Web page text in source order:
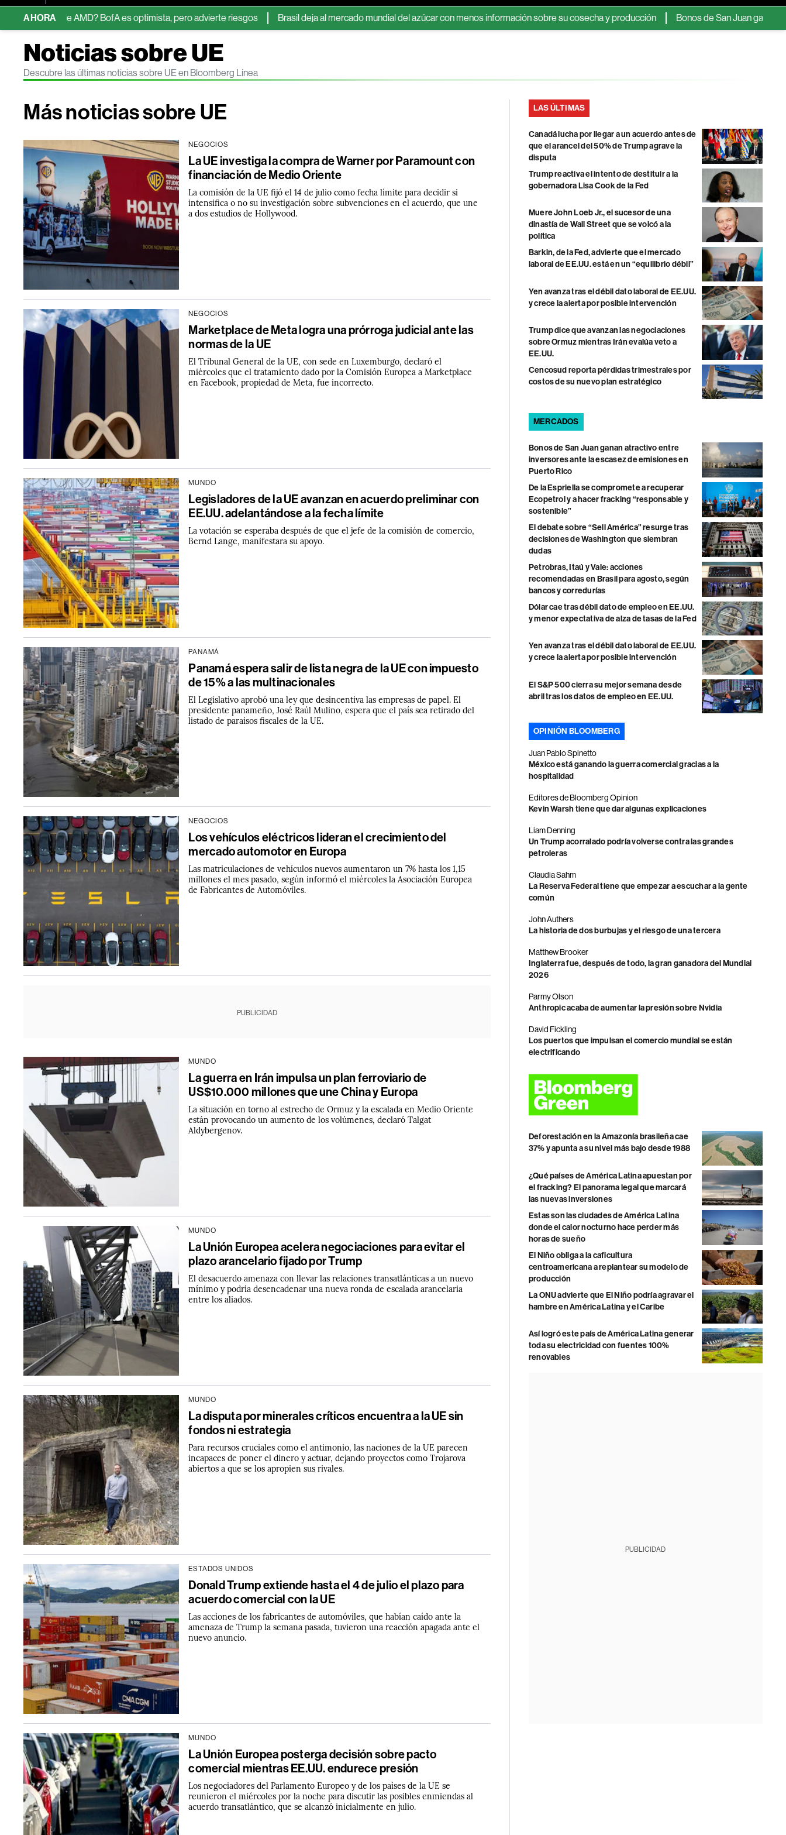
AHORA
de AMD? BofA es optimista, pero advierte riesgos Brasil deja al mercado mundial del azúcar con menos información sobre su cosecha y producción Bonos de San Juan ganan atractivo
Noticias sobre UE
Descubre las últimas noticias sobre UE en Bloomberg Línea
Más noticias sobre UE
NEGOCIOS
La UE investiga la compra de Warner por Paramount con
financiación de Medio Oriente
La comisión de la UE fijó el 14 de julio como fecha límite para decidir si
intensifica o no su investigación sobre subvenciones en el acuerdo, que une
a dos estudios de Hollywood.
NEGOCIOS
Marketplace de Meta logra una prórroga judicial ante las
normas de la UE
El Tribunal General de la UE, con sede en Luxemburgo, declaró el
miércoles que el tratamiento dado por la Comisión Europea a Marketplace
en Facebook, propiedad de Meta, fue incorrecto.
MUNDO
Legisladores de la UE avanzan en acuerdo preliminar con
EE.UU. adelantándose a la fecha límite
La votación se esperaba después de que el jefe de la comisión de comercio,
Bernd Lange, manifestara su apoyo.
PANAMÁ
Panamá espera salir de lista negra de la UE con impuesto
de 15% a las multinacionales
El Legislativo aprobó una ley que desincentiva las empresas de papel. El
presidente panameño, José Raúl Mulino, espera que el país sea retirado del
listado de paraísos fiscales de la UE.
NEGOCIOS
Los vehículos eléctricos lideran el crecimiento del
mercado automotor en Europa
Las matriculaciones de vehículos nuevos aumentaron un 7% hasta los 1,15
millones el mes pasado, según informó el miércoles la Asociación Europea
de Fabricantes de Automóviles.
PUBLICIDAD
MUNDO
La guerra en Irán impulsa un plan ferroviario de
US$10.000 millones que une China y Europa
La situación en torno al estrecho de Ormuz y la escalada en Medio Oriente
están provocando un aumento de los volúmenes, declaró Talgat
Aldybergenov.
MUNDO
La Unión Europea acelera negociaciones para evitar el
plazo arancelario fijado por Trump
El desacuerdo amenaza con llevar las relaciones transatlánticas a un nuevo
mínimo y podría desencadenar una nueva ronda de escalada arancelaria
entre los aliados.
MUNDO
La disputa por minerales críticos encuentra a la UE sin
fondos ni estrategia
Para recursos cruciales como el antimonio, las naciones de la UE parecen
incapaces de poner el dinero y actuar, dejando proyectos como Trojarova
abiertos a que se los apropien sus rivales.
ESTADOS UNIDOS
Donald Trump extiende hasta el 4 de julio el plazo para
acuerdo comercial con la UE
Las acciones de los fabricantes de automóviles, que habían caído ante la
amenaza de Trump la semana pasada, tuvieron una reacción apagada ante el
nuevo anuncio.
MUNDO
La Unión Europea posterga decisión sobre pacto
comercial mientras EE.UU. endurece presión
Los negociadores del Parlamento Europeo y de los países de la UE se
reunieron el miércoles por la noche para discutir las posibles enmiendas al
acuerdo transatlántico, que se alcanzó inicialmente en julio.
LAS ÚLTIMAS
Canadá lucha por llegar a un acuerdo antes de
que el arancel del 50% de Trump agrave la
disputa
Trump reactiva el intento de destituir a la
gobernadora Lisa Cook de la Fed
Muere John Loeb Jr., el sucesor de una
dinastía de Wall Street que se volcó a la
política
Barkin, de la Fed, advierte que el mercado
laboral de EE.UU. está en un “equilibrio débil”
Yen avanza tras el débil dato laboral de EE.UU.
y crece la alerta por posible intervención
Trump dice que avanzan las negociaciones
sobre Ormuz mientras Irán evalúa veto a
EE.UU.
Cencosud reporta pérdidas trimestrales por
costos de su nuevo plan estratégico
MERCADOS
Bonos de San Juan ganan atractivo entre
inversores ante la escasez de emisiones en
Puerto Rico
De la Espriella se compromete a recuperar
Ecopetrol y a hacer fracking “responsable y
sostenible”
El debate sobre “Sell América” resurge tras
decisiones de Washington que siembran
dudas
Petrobras, Itaú y Vale: acciones
recomendadas en Brasil para agosto, según
bancos y corredurías
Dólar cae tras débil dato de empleo en EE.UU.
y menor expectativa de alza de tasas de la Fed
Yen avanza tras el débil dato laboral de EE.UU.
y crece la alerta por posible intervención
El S&P 500 cierra su mejor semana desde
abril tras los datos de empleo en EE.UU.
OPINIÓN BLOOMBERG
Juan Pablo Spinetto
México está ganando la guerra comercial gracias a la
hospitalidad
Editores de Bloomberg Opinion
Kevin Warsh tiene que dar algunas explicaciones
Liam Denning
Un Trump acorralado podría volverse contra las grandes
petroleras
Claudia Sahm
La Reserva Federal tiene que empezar a escuchar a la gente
común
John Authers
La historia de dos burbujas y el riesgo de una tercera
Matthew Brooker
Inglaterra fue, después de todo, la gran ganadora del Mundial
2026
Parmy Olson
Anthropic acaba de aumentar la presión sobre Nvidia
David Fickling
Los puertos que impulsan el comercio mundial se están
electrificando
Deforestación en la Amazonía brasileña cae
37% y apunta a su nivel más bajo desde 1988
¿Qué países de América Latina apuestan por
el fracking? El panorama legal que marcará
las nuevas inversiones
Estas son las ciudades de América Latina
donde el calor nocturno hace perder más
horas de sueño
El Niño obliga a la caficultura
centroamericana a replantear su modelo de
producción
La ONU advierte que El Niño podría agravar el
hambre en América Latina y el Caribe
Así logró este país de América Latina generar
toda su electricidad con fuentes 100%
renovables
PUBLICIDAD